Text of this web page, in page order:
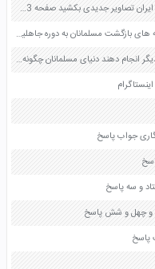
با الهام گرفتن از طرح های موجودات مختلف در هنر ایران تصاویر جدیدی بکشید صفحه 43 فرهنگ و هنر هشتم
با تامل در سخنان امیرالمومنین علی سه مورد از نشانه های بازگشت مسلمانان به دوره جاهلیت را بیان کنید صفحه 99 دین و زندگی یازدهم
به نظر شما اگر مسلمانان این وظایف را نسبت به یکدیگر انجام دهند دنیای مسلمانان چگونه خواهد شد؟ صفحه 113 پیام های آسمان هشتم
جواب پاسخ